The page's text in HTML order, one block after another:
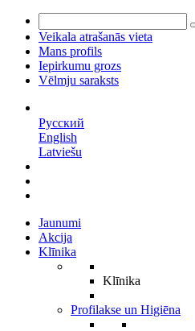
Veikala atrašanās vieta
Mans profils
Iepirkumu grozs
Vēlmju saraksts
Русский
English
Latviešu
Jaunumi
Akcija
Klīnika
Klīnika
Profilakse un Higiēna